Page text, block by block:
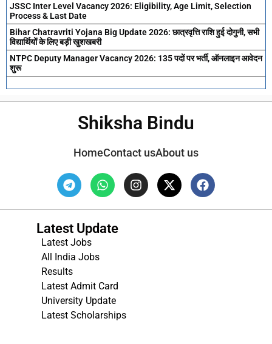
JSSC Inter Level Vacancy 2026: Eligibility, Age Limit, Selection
Process & Last Date
Bihar Chatravriti Yojana Big Update 2026: छात्रवृत्ति राशि हुई दोगुनी, सभी
विद्यार्थियों के लिए बड़ी खुशखबरी
NTPC Deputy Manager Vacancy 2026: 135 पदों पर भर्ती, ऑनलाइन आवेदन
शुरू
Shiksha Bindu
HomeContact usAbout us
Latest Update
Latest Jobs
All India Jobs
Results
Latest Admit Card
University Update
Latest Scholarships